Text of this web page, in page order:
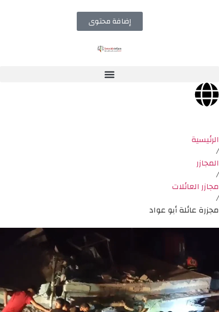
إضافة محتوى
الرئيسية
/
المجازر
/
مجازر العائلات
/
مجزرة عائلة أبو عواد